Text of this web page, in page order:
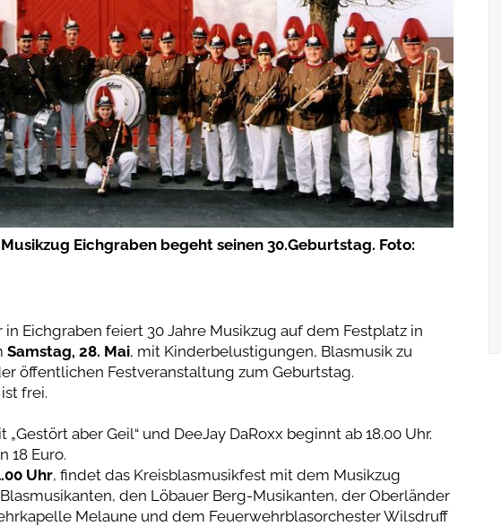
Eichgraben begeht seinen 30.Geburtstag. Foto:
in Eichgraben feiert 30 Jahre Musikzug auf dem Festplatz in
Samstag, 28. Mai, mit Kinderbelustigungen, Blasmusik zu
öffentlichen Festveranstaltung zum Geburtstag.
frei.
aber Geil“ und DeeJay DaRoxx beginnt ab 18.00 Uhr.
18 Euro.
Uhr, findet das Kreisblasmusikfest mit dem Musikzug
den Löbauer Berg-Musikanten, der Oberländer
Melaune und dem Feuerwehrblasorchester Wilsdruff